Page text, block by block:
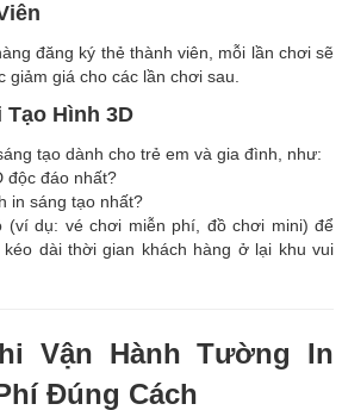
đăng ký thẻ thành viên, mỗi lần chơi sẽ
giảm giá cho các lần chơi sau.
Hình 3D
tạo dành cho trẻ em và gia đình, như:
độc đáo nhất?
in sáng tạo nhất?
(ví dụ: vé chơi miễn phí, đồ chơi mini) để
dài thời gian khách hàng ở lại khu vui
Vận Hành Tường In
Đúng Cách